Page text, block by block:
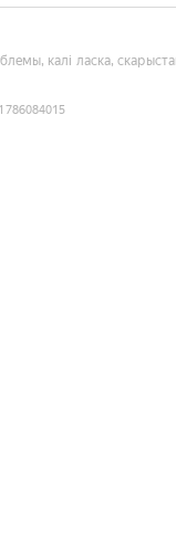
калі ласка,
1786084015